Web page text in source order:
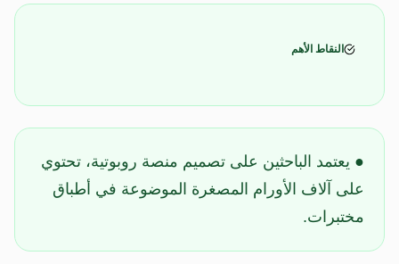
النقاط الأهم
● يعتمد الباحثين على تصميم منصة روبوتية، ​تحتوي
على آلاف الأورام المصغرة الموضوعة في أطباق
مختبرات.